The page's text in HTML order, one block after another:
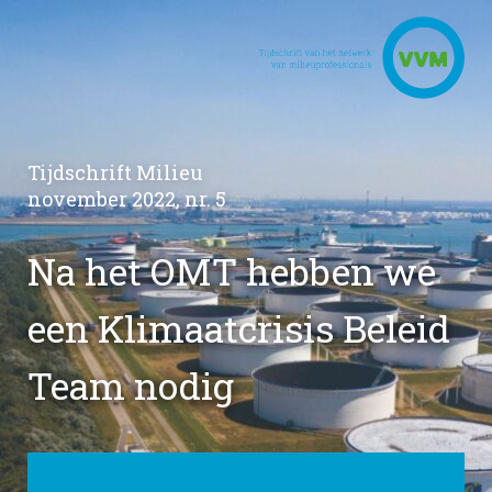
Tijdschrift Milieu
november 2022, nr. 5
Na het OMT hebben we
een Klimaatcrisis Beleid
Team nodig